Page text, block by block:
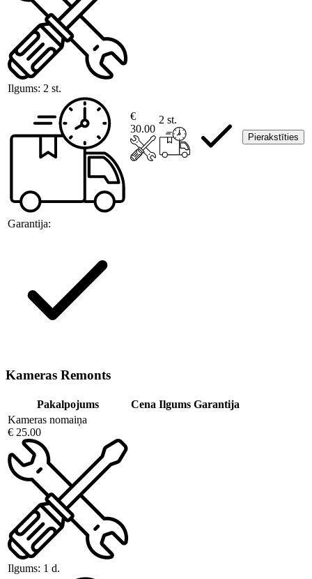
Ilgums: 2 st.
Garantija:
€
30.00
2 st.
Pierakstīties
Kameras Remonts
Pakalpojums Cena Ilgums Garantija
Kameras nomaiņa
€ 25.00
Ilgums: 1 d.